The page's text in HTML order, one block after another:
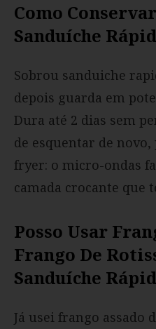
Como
Sanduíche
Sobrou sanduiche
depois guarda em
Dura até 2 dias sem
de esquentar de
fryer: o micro-ondas
camada crocante que
Posso Usar
Frango De
Sanduíche
Já usei frango assado